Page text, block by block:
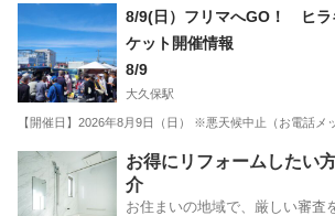
兵庫 たつの市 播磨新宮駅 フリーマーケット
8/9(日）フリマへGO！ ヒ
ケット開催情報
8/9
大久保駅
【開催日】2026年8月9日（日） ※悪天候中止（お電話
兵庫 神戸市 大久保駅 フリーマーケット
お得にリフォームしたい
介
お住まいの地域で、厳しい審査